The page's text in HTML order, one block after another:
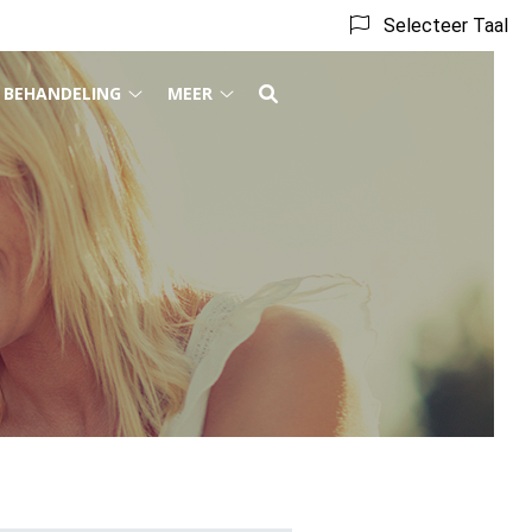
Selecteer Taal
BEHANDELING
submenu
MEER